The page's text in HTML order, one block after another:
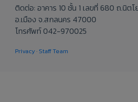
ติดต่อ: อาคาร 10 ชั้น 1 เลขที่ 680 ถ.นิตโ
อ.เมือง จ.สกลนคร 47000
โทรศัพท์ 042-970025
Privacy· Staff Team